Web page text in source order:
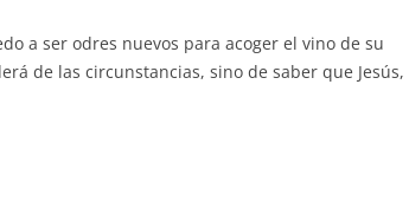
a ser odres nuevos para acoger el vino de su
de las circunstancias, sino de saber que Jesús,